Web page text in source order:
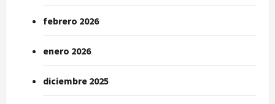
febrero 2026
enero 2026
diciembre 2025